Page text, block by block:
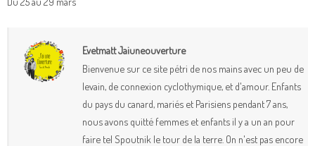
Evetmatt Jaiuneouverture
Bienvenue sur ce site pétri de nos mains avec un peu de
levain, de connexion cyclothymique, et d'amour. Enfants
du pays du canard, mariés et Parisiens pendant 7 ans,
nous avons quitté femmes et enfants il y a un an pour
faire tel Spoutnik le tour de la terre. On n'est pas encore